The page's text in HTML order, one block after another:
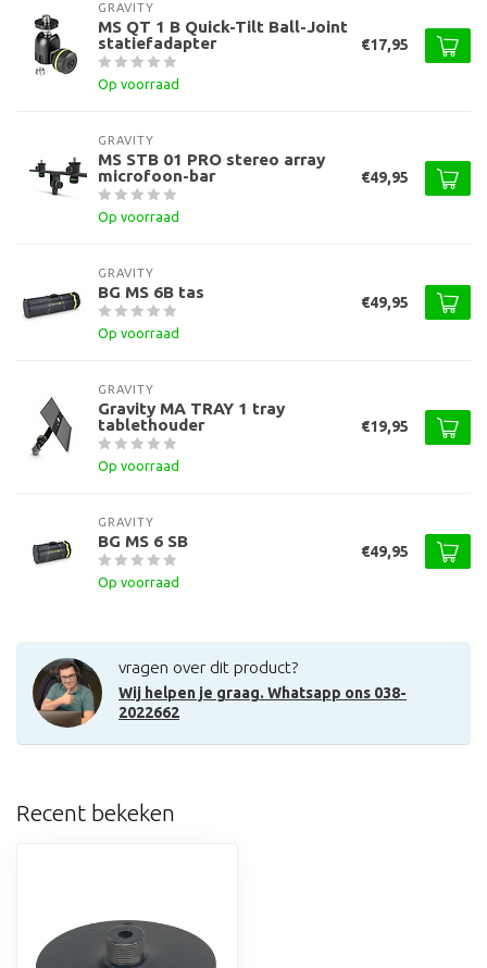
GRAVITY
MS QT 1 B Quick-Tilt Ball-Joint
statiefadapter
Op voorraad
€17,95
GRAVITY
MS STB 01 PRO stereo array
microfoon-bar
Op voorraad
€49,95
GRAVITY
BG MS 6B tas
Op voorraad
€49,95
GRAVITY
Gravity MA TRAY 1 tray
tablethouder
Op voorraad
€19,95
GRAVITY
BG MS 6 SB
Op voorraad
€49,95
vragen over dit product?
Wij helpen je graag. Whatsapp ons 038-
2022662
Recent bekeken